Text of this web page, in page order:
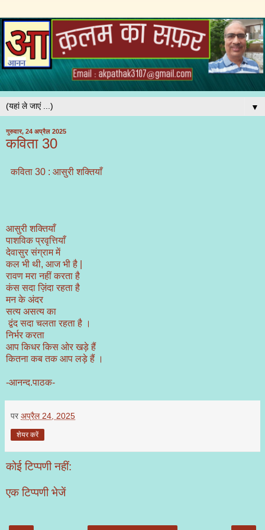
▼
गुरुवार, 24 अप्रैल 2025
कविता 30
कविता 30 : आसुरी शक्तियाँ
आसुरी शक्तियाँ
पाशविक प्रवृत्तियाँ
देवासुर संग्राम में
कल भी थी, आज भी है |
रावण मरा नहीं करता है
कंस सदा ज़िंदा रहता है
मन के अंदर
सत्य असत्य का
द्वंद सदा चलता रहता है ।
निर्भर करता
आप किधर किस ओर खड़े हैं
कितना कब तक आप लड़े हैं ।
-आनन्द.पाठक-
पर अप्रैल 24, 2025
शेयर करें
कोई टिप्पणी नहीं:
एक टिप्पणी भेजें